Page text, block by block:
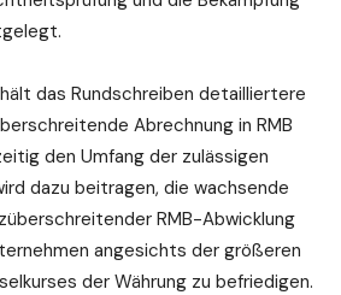
das Rundschreiben detailliertere
Abrechnung in RMB
den Umfang der zulässigen
dazu beitragen, die wachsende
RMB-Abwicklung
angesichts der größeren
der Währung zu befriedigen.